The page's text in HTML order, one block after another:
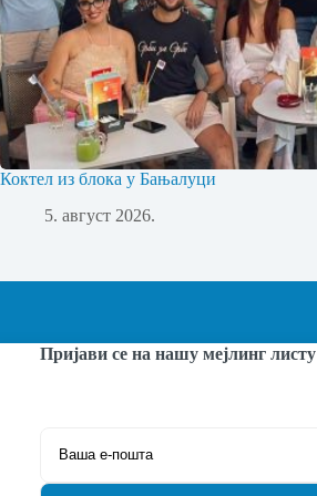
Коктел из блока у Бањалуци
5. август 2026.
Пријави се на нашу мејлинг листу